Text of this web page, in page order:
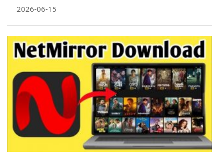
2026-06-15